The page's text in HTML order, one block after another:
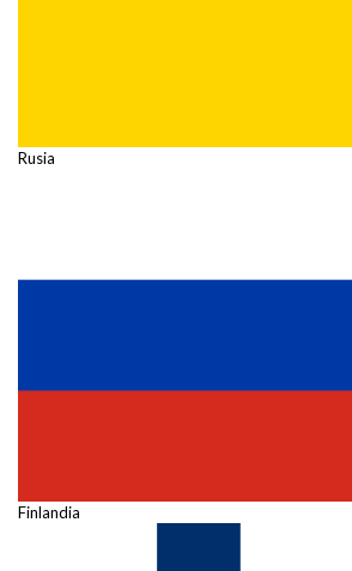
Rusia
Finlandia